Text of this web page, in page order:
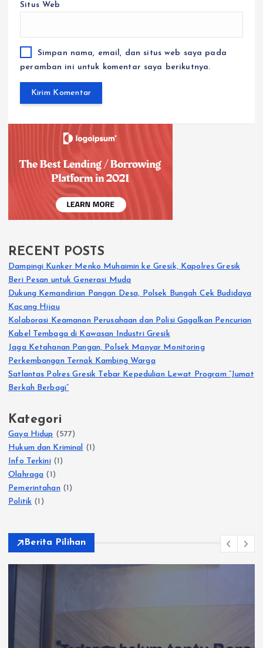
Situs Web
Simpan nama, email, dan situs web saya pada
peramban ini untuk komentar saya berikutnya.
RECENT POSTS
Dampingi Kunker Menko Muhaimin ke Gresik, Kapolres Gresik
Beri Pesan untuk Generasi Muda
Dukung Kemandirian Pangan Desa, Polsek Bungah Cek Budidaya
Kacang Hijau
Kolaborasi Keamanan Perusahaan dan Polisi Gagalkan Pencurian
Kabel Tembaga di Kawasan Industri Gresik
Jaga Ketahanan Pangan, Polsek Manyar Monitoring
Perkembangan Ternak Kambing Warga
Satlantas Polres Gresik Tebar Kepedulian Lewat Program “Jumat
Berkah Berbagi”
Kategori
Gaya Hidup (577)
Hukum dan Kriminal (1)
Info Terkini(1)
Olahraga (1)
Pemerintahan(1)
Politik (1)
Berita Pilihan